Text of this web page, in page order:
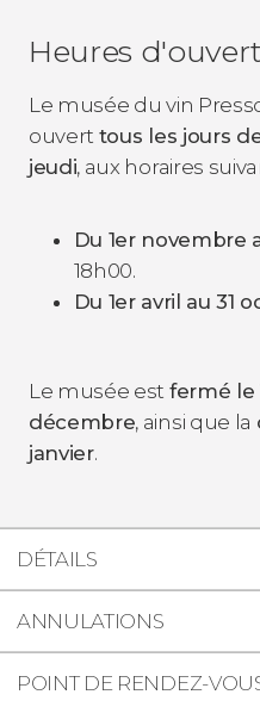
Heures
Le musée du vin
ouvert tous les jours
jeudi, aux horaires
Du 1er novembre
18h00.
Du 1er avril au 31
Le musée est fermé le
décembre, ainsi que la
janvier.
DÉTAILS
ANNULATIONS
POINT DE RENDEZ-